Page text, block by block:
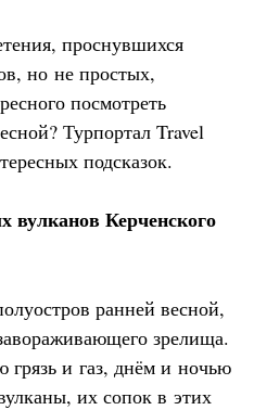
проснувшихся
но не простых,
посмотреть
Турпортал Travel
подсказок.
вулканов Керченского
ранней весной,
зрелища.
грязь и газ, днём и ночью
их сопок в этих